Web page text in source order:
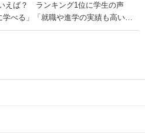
えば？ ランキング1位に学生の声
学べる」「就職や進学の実績も高い」